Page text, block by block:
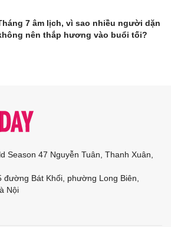
7 âm lịch, vì sao nhiều người dặn
nên thắp hương vào buổi tối?
Season 47 Nguyễn Tuân, Thanh Xuân,
đường Bát Khối, phường Long Biên,
Nội